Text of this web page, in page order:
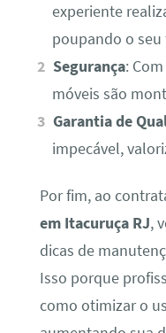
experiente
poupando o
Segurança:
móveis são
Garantia de
impecável,
Por fim, ao
em Itacuruça RJ,
dicas de
Isso porque
como otimizar o